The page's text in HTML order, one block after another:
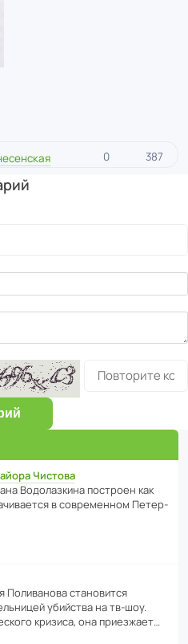
0 387
Чистова
Водо­ла­з­кина пост­роен как
в совре­менном Пете­р­
Поли­ва­нова стано­вится
убийства на тв-шоу.
кризиса, она приезжает…